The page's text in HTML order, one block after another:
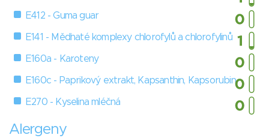
E412 - Guma guar
E141 - Měďnaté komplexy chlorofylů a chlorofylinů
E160a - Karoteny
E160c - Paprikový extrakt, Kapsanthin, Kapsorubin
E270 - Kyselina mléčná
Alergeny